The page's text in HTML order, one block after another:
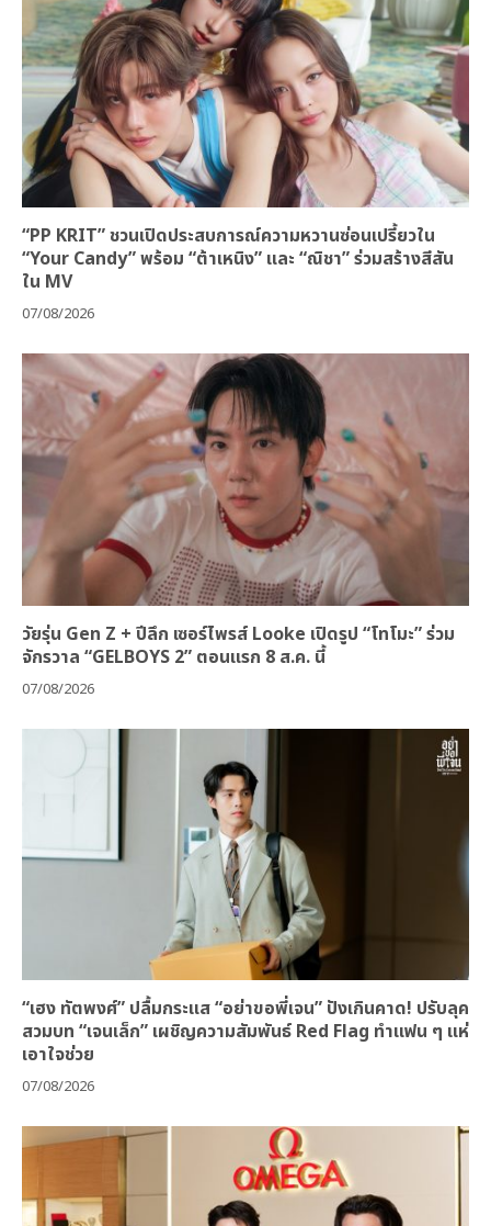
“PP KRIT” ชวนเปิดประสบการณ์ความหวานซ่อนเปรี้ยวใน
“Your Candy” พร้อม “ต้าเหนิง” และ “ณิชา” ร่วมสร้างสีสัน
ใน MV
07/08/2026
วัยรุ่น Gen Z + ปีลึก เซอร์ไพรส์ Looke เปิดรูป “โทโมะ” ร่วม
จักรวาล “GELBOYS 2” ตอนแรก 8 ส.ค. นี้
07/08/2026
“เฮง ทัตพงศ์” ปลื้มกระแส “อย่าขอพี่เจน” ปังเกินคาด! ปรับลุค
สวมบท “เจนเล็ก” เผชิญความสัมพันธ์ Red Flag ทำแฟน ๆ แห่
เอาใจช่วย
07/08/2026